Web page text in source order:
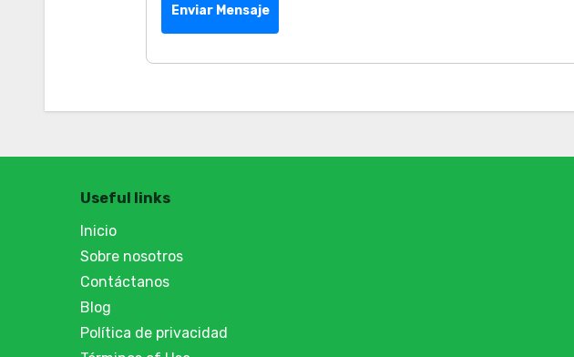
Enviar Mensaje
Useful links
Inicio
Sobre nosotros
Contáctanos
Blog
Política de privacidad